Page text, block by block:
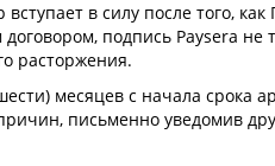
в силу после того,
подпись Paysera
расторжения.
месяцев с начала срока
письменно уведомив